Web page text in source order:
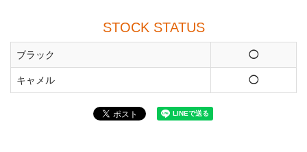
STOCK STATUS
ブラック ◯
キャメル ◯